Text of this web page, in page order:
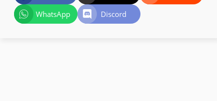
WhatsApp
Discord